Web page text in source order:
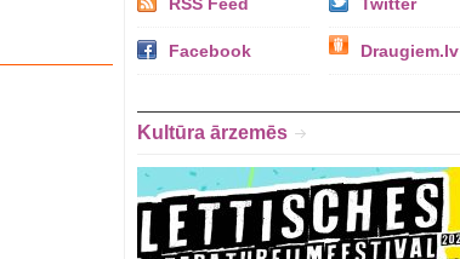
Facebook Draugiem.lv
Kultūra ārzemēs